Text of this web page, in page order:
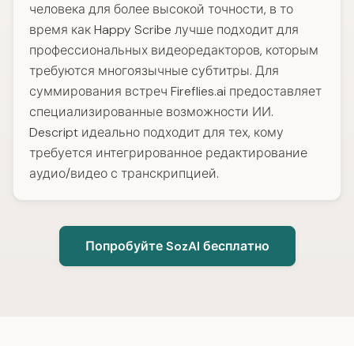
человека для более высокой точности, в то
время как Happy Scribe лучше подходит для
профессиональных видеоредакторов, которым
требуются многоязычные субтитры. Для
суммирования встреч Fireflies.ai предоставляет
специализированные возможности ИИ.
Descript идеально подходит для тех, кому
требуется интегрированное редактирование
аудио/видео с транскрипцией.
Попробуйте SozAI бесплатно